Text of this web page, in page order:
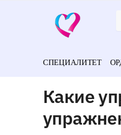
СПЕЦИАЛИТЕТ
Какие